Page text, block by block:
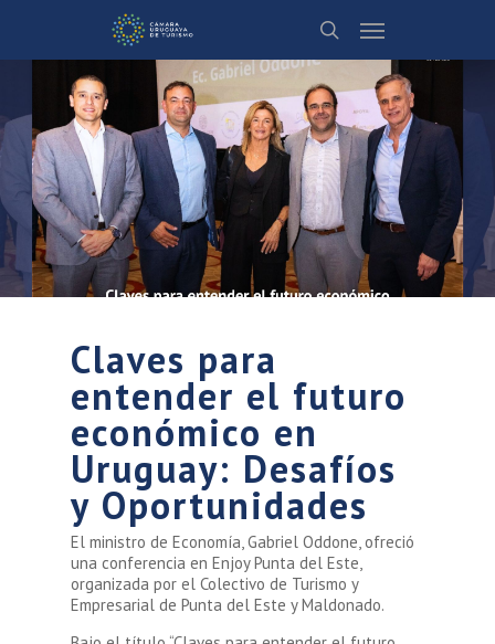
Claves para
entender el futuro
económico en
Uruguay: Desafíos
y Oportunidades
El ministro de Economía, Gabriel Oddone, ofreció
una conferencia en Enjoy Punta del Este,
organizada por el Colectivo de Turismo y
Empresarial de Punta del Este y Maldonado.